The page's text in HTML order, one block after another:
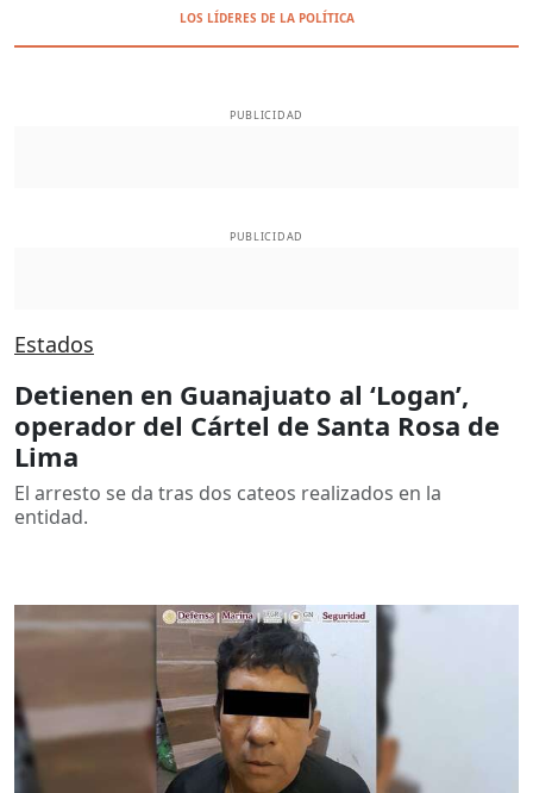
LOS LÍDERES DE LA POLÍTICA
PUBLICIDAD
PUBLICIDAD
Estados
Detienen en Guanajuato al ‘Logan’,
operador del Cártel de Santa Rosa de
Lima
El arresto se da tras dos cateos realizados en la
entidad.